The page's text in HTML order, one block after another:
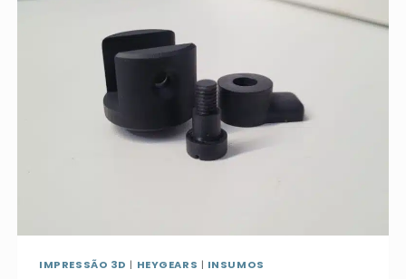
E
DESEMPENHO
PARA
APLICAÇÕES
INDUSTRIAIS
IMPRESSÃO 3D | HEYGEARS | INSUMOS